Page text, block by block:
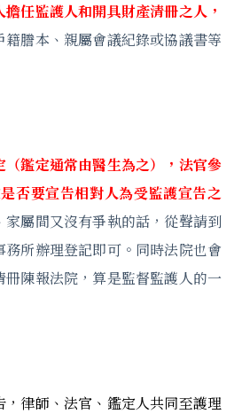
任監護人和開具財產清冊之人，
謄本、親屬會議紀錄或協議書等
鑑定通常由醫生為之），法官參
否要宣告相對人為受監護宣告之
家屬間又沒有爭執的話，從聲請到
所辦理登記即可。同時法院也會
陳報法院，算是監督監護人的一
律師、法官、鑑定人共同至護理